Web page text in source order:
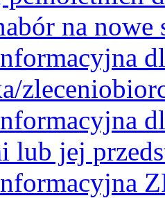
na nowe
lub jej